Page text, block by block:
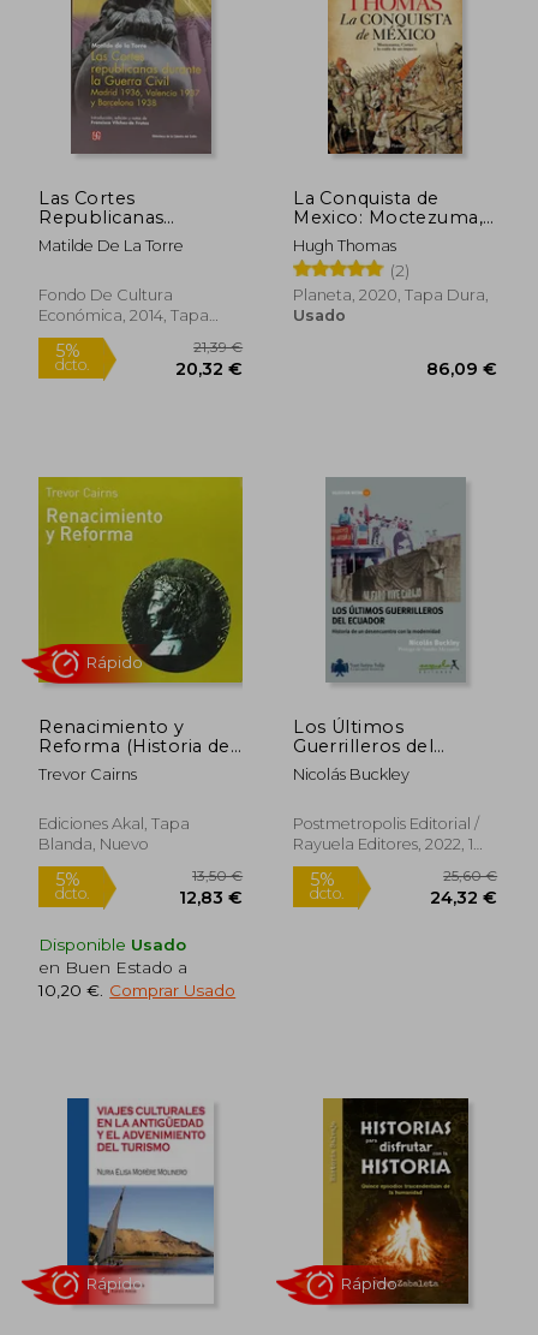
dcto.
Rápido
5%
dcto.
Las Cortes
Republicanas
Durante la Guerra Civil
Matilde De La Torre
Fondo De Cultura
Económica, 2014, Tapa
Blanda, Nuevo
5%
dcto. 20,32 €
La Conquista de
Mexico: Moctezuma,
Cortes y la Caida de
un Imperio
Hugh Thomas
(2)
Planeta, 2020, Tapa Dura,
Usado
86,09
Renacimiento y
Reforma (Historia del
mundo para jóvenes)
Trevor Cairns
Ediciones Akal, Tapa
Blanda, Nuevo
Rápido
Disponible Usado
en Buen Estado a
10,20 € Comprar Usado
Los Últimos
Guerrilleros del
Ecuador: Historia de
un Desencuentro con
Nicolás Buckley
Postmetropolis Editorial /
Rayuela Editores, 2022, 1
Edición, Tapa Blanda,
Nuevo